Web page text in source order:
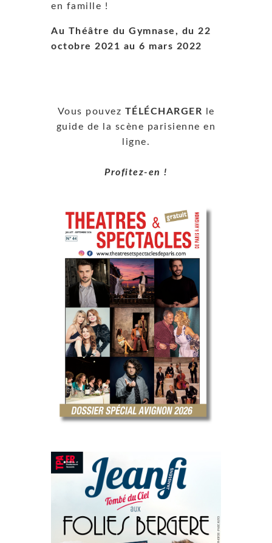
en famille !
Au Théâtre du Gymnase, du 22
octobre 2021 au 6 mars 2022
Vous pouvez TÉLÉCHARGER le
guide de la scène parisienne en
ligne.
Profitez-en !